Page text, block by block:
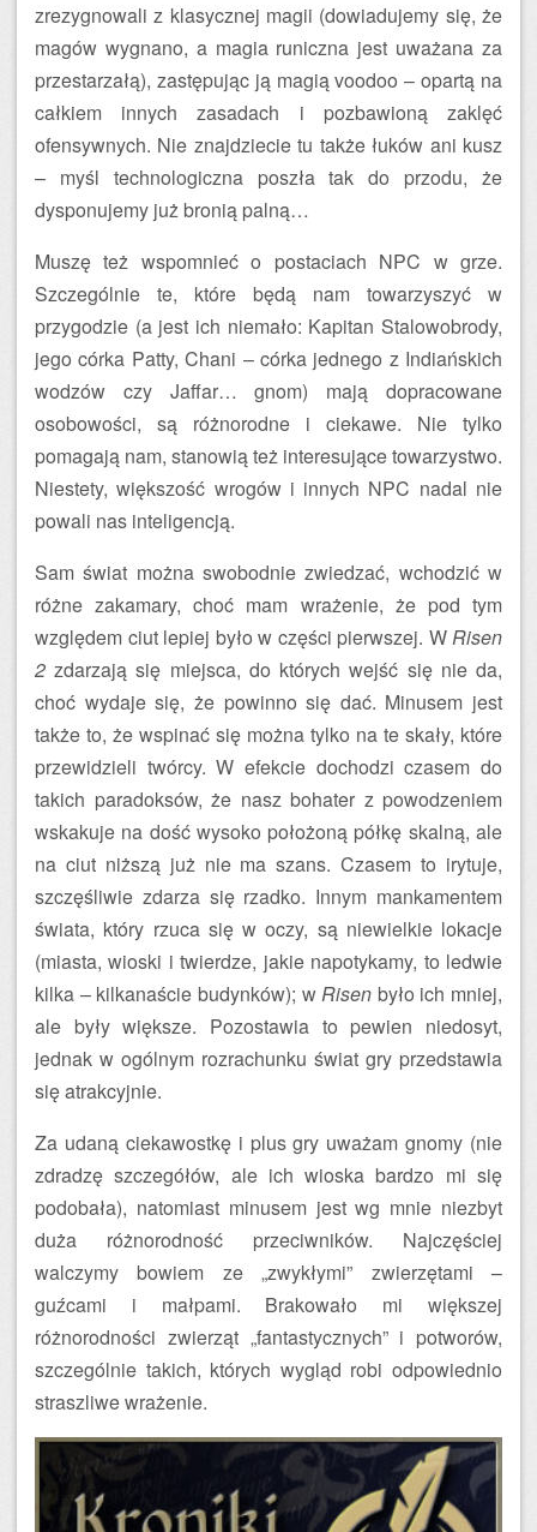
zrezygnowali z klasycznej magii (dowiadujemy się, że
magów wygnano, a magia runiczna jest uważana za
przestarzałą), zastępując ją magią voodoo – opartą na
całkiem innych zasadach i pozbawioną zaklęć
ofensywnych. Nie znajdziecie tu także łuków ani kusz
– myśl technologiczna poszła tak do przodu, że
dysponujemy już bronią palną…
Muszę też wspomnieć o postaciach NPC w grze.
Szczególnie te, które będą nam towarzyszyć w
przygodzie (a jest ich niemało: Kapitan Stalowobrody,
jego córka Patty, Chani – córka jednego z Indiańskich
wodzów czy Jaffar… gnom) mają dopracowane
osobowości, są różnorodne i ciekawe. Nie tylko
pomagają nam, stanowią też interesujące towarzystwo.
Niestety, większość wrogów i innych NPC nadal nie
powali nas inteligencją.
Sam świat można swobodnie zwiedzać, wchodzić w
różne zakamary, choć mam wrażenie, że pod tym
względem ciut lepiej było w części pierwszej. WRisen
2 zdarzają się miejsca, do których wejść się nie da,
choć wydaje się, że powinno się dać. Minusem jest
także to, że wspinać się można tylko na te skały, które
przewidzieli twórcy. W efekcie dochodzi czasem do
takich paradoksów, że nasz bohater z powodzeniem
wskakuje na dość wysoko położoną półkę skalną, ale
na ciut niższą już nie ma szans. Czasem to irytuje,
szczęśliwie zdarza się rzadko. Innym mankamentem
świata, który rzuca się w oczy, są niewielkie lokacje
(miasta, wioski i twierdze, jakie napotykamy, to ledwie
kilka – kilkanaście budynków); wRisen było ich mniej,
ale były większe. Pozostawia to pewien niedosyt,
jednak w ogólnym rozrachunku świat gry przedstawia
się atrakcyjnie.
Za udaną ciekawostkę i plus gry uważam gnomy (nie
zdradzę szczegółów, ale ich wioska bardzo mi się
podobała), natomiast minusem jest wg mnie niezbyt
duża różnorodność przeciwników. Najczęściej
walczymy bowiem ze „zwykłymi” zwierzętami –
guźcami i małpami. Brakowało mi większej
różnorodności zwierząt „fantastycznych” i potworów,
szczególnie takich, których wygląd robi odpowiednio
straszliwe wrażenie.